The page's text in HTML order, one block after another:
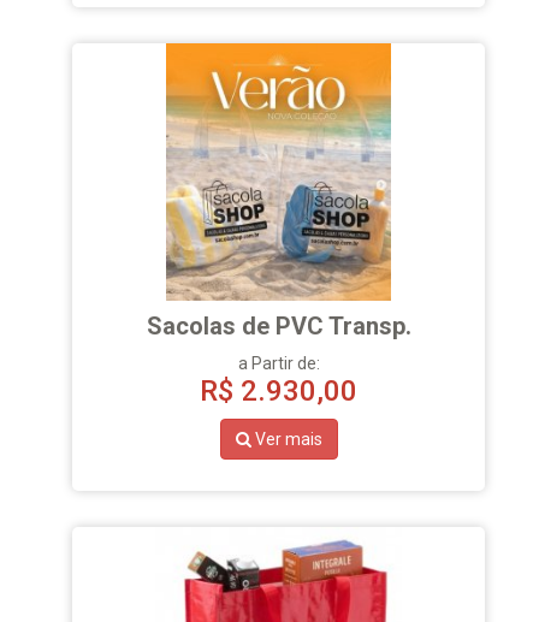
Sacolas de PVC Transp.
a Partir de:
R$ 2.930,00
Ver mais